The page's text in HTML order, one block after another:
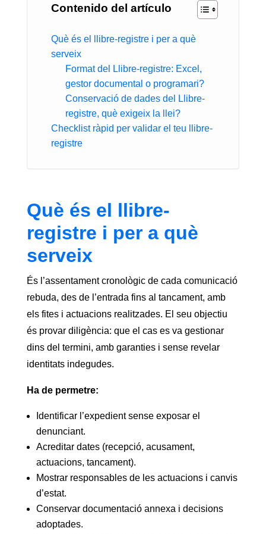
Contenido del artículo
Què és el llibre-registre i per a què
serveix
Format del Llibre-registre: Excel,
gestor documental o programari?
Conservació de dades del Llibre-
registre, què exigeix la llei?
Checklist ràpid per validar el teu llibre-
registre
Què és el llibre-
registre i per a què
serveix
És l’assentament cronològic de cada comunicació
rebuda, des de l’entrada fins al tancament, amb
els fites i actuacions realitzades. El seu objectiu
és provar diligència: que el cas es va gestionar
dins del termini, amb garanties i sense revelar
identitats indegudes.
Ha de permetre:
Identificar l’expedient sense exposar el
denunciant.
Acreditar dates (recepció, acusament,
actuacions, tancament).
Mostrar responsables de les actuacions i canvis
d’estat.
Conservar documentació annexa i decisions
adoptades.